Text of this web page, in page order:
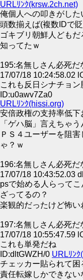
URLﾘﾝｸ(krsw.2ch.net)
俺個人への叩きがし
頭数揃えば(複数IDで
ゴキブリ朝鮮人どもだ
知ってたｗ
195:名無しさん必死だ
17/07/18 10:24:58.02
これも反日シナチョン
ID:u0awv7Za0
URLﾘﾝｸ(hissi.org)
安倍政権の支持率低
「ゲハ脳」言えちゃ
ＰＳ４ユーザーを阻
ゃ？ｗ
196:名無しさん必死だ
17/07/18 10:43:52.03
psで始める人らって
ざってるの？
楽観的だったけど怖
197:名無しさん必死だ
17/07/18 10:55:47.59
これも単発だね
ID:dltGWZH/0 URLﾘﾝ
チェッカー貼られて
責任転嫁しかできない